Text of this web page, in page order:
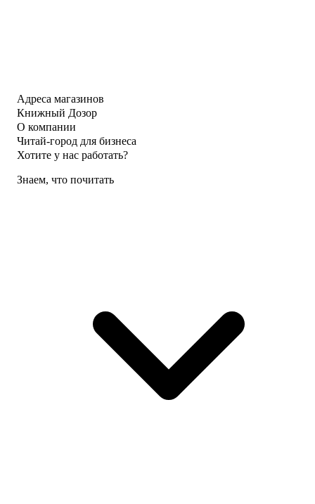
Адреса магазинов
Книжный Дозор
О компании
Читай-город для бизнеса
Хотите у нас работать?
Знаем, что почитать